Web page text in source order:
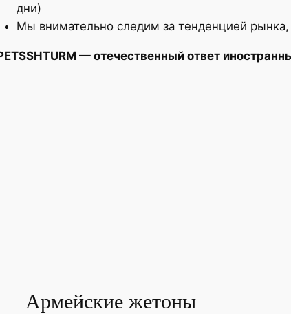
дни)
Мы внимательно следим за тенденцией
— отечественный ответ
Армейские жетоны